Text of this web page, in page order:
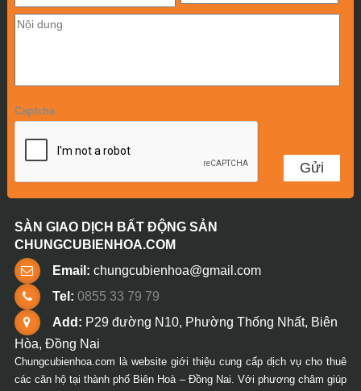
Captcha
SÀN GIAO DỊCH BẤT ĐỘNG SẢN
CHUNGCUBIENHOA.COM
Email: chungcubienhoa@gmail.com
Tel: 0855 33 79 79
Add: P29 đường N10, Phường Thống Nhất, Biên
Hòa, Đồng Nai
Chungcubienhoa.com là website giới thiệu cung cấp dịch vụ cho thuê
các căn hộ tại thành phố Biên Hoà – Đồng Nai. Với phương châm giúp